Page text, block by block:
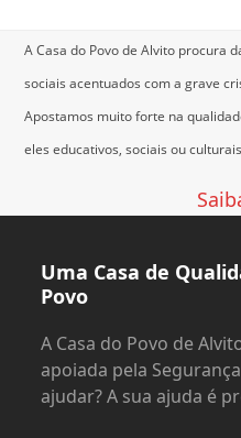
A Casa do Povo de Alvito procura
sociais acentuados com a grave
Apostamos muito forte na
eles educativos, sociais ou
Uma Casa de
Povo
A Casa do Povo de
apoiada pela
ajudar? A sua ajuda é